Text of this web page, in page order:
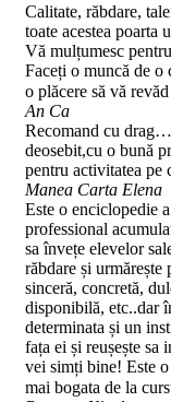
Calitate, răbdare,
toate acestea
Vă mulțumesc
Faceți o muncă de o
o plăcere să vă
An Ca
Recomand cu
deosebit,cu o bună
pentru activitatea pe
Manea Carta Elena
Este o enciclopedie
professional
sa învețe elevelor
răbdare și urmărește
sinceră, concretă,
disponibilă, etc..dar
determinata și un
fața ei și reușește sa
vei simți bine! Este
mai bogata de la